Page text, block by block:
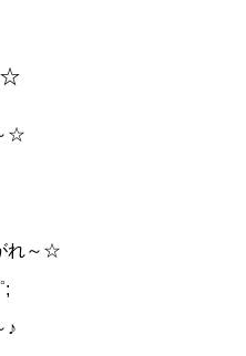
☆
☆
れ～☆
;
♪